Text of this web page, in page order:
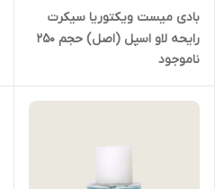
بادی میست ویکتوریا سیکرت
رایحه لاو اسپل (اصل) حجم ۲۵۰
love spell body mist 250 ml
ناموجود